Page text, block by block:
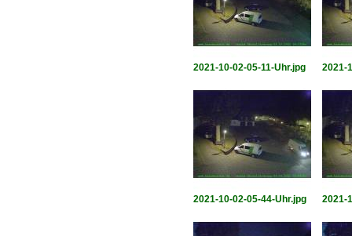
2021-10-02-05-11-Uhr.jpg 2021-
2021-10-02-05-44-Uhr.jpg 2021-